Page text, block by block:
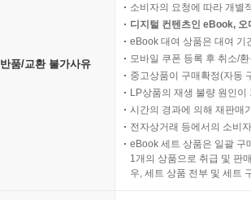
반품/교환 불가사유
소비자의 요청에 따라 개별
디지털 컨텐츠인 eBook,
eBook 대여 상품은 대여 기
모바일 쿠폰 등록 후 취소/
중고상품이 구매확정(자동
LP상품의 재생 불량 원인
시간의 경과에 의해 재판매
전자상거래 등에서의 소비
eBook 세트 상품은 일괄 구
1개의 상품으로 취급 및 판
우, 세트 상품 전부 및 세트